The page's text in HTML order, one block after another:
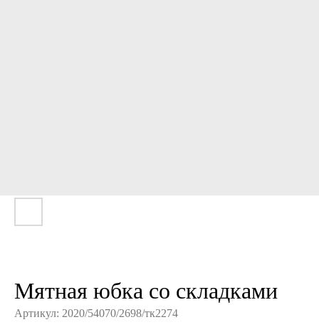
Мятная юбка со складками
Артикул: 2020/54070/2698/тк2274